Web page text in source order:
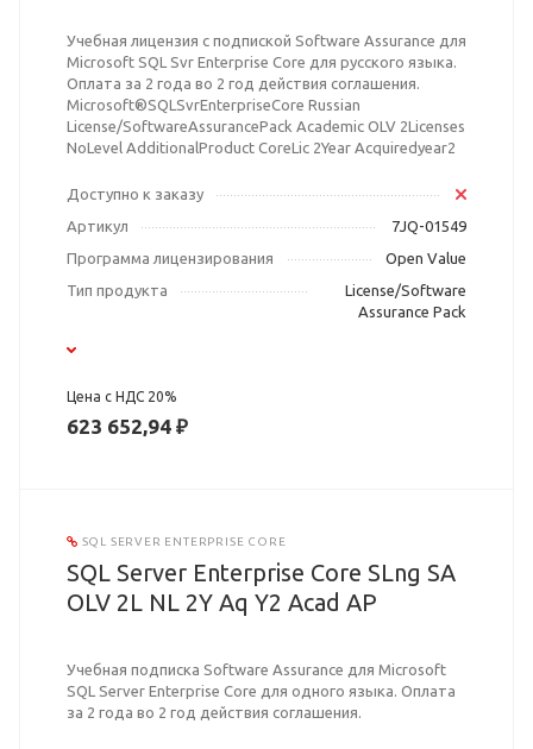
Учебная лицензия с подпиской Software Assurance для
Microsoft SQL Svr Enterprise Core для русского языка.
Оплата за 2 года во 2 год действия соглашения.
Microsoft®SQLSvrEnterpriseCore Russian
License/SoftwareAssurancePack Academic OLV 2Licenses
NoLevel AdditionalProduct CoreLic 2Year Acquiredyear2
Доступно к заказу
Артикул
7JQ-01549
Программа лицензирования
Open Value
Тип продукта
License/Software
Assurance Pack
Цена с НДС 20%
623 652,94 ₽
SQL SERVER ENTERPRISE CORE
SQL Server Enterprise Core SLng SA
OLV 2L NL 2Y Aq Y2 Acad AP
Учебная подписка Software Assurance для Microsoft
SQL Server Enterprise Core для одного языка. Оплата
за 2 года во 2 год действия соглашения.